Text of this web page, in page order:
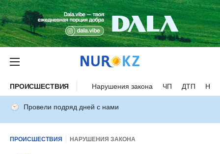
ПРОИСШЕСТВИЯ Нарушения закона ЧП ДТП
Провели подряд дней с нами
ПРОИСШЕСТВИЯ НАРУШЕНИЯ ЗАКОНА